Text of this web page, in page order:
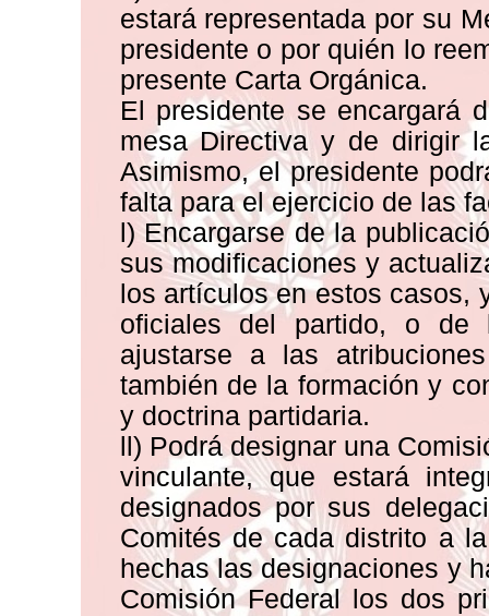
estará representada por su
presidente o por quién lo
presente Carta Orgánica.
El presidente se encargará
mesa Directiva y de dirigir
Asimismo, el presidente
falta para el ejercicio de las
l) Encargarse de la
sus modificaciones y
los artículos en estos casos,
oficiales del partido, o de
ajustarse a las
también de la formación y
y doctrina partidaria.
ll) Podrá designar una
vinculante, que estará
designados por sus
Comités de cada distrito a
hechas las designaciones y
Comisión Federal los dos